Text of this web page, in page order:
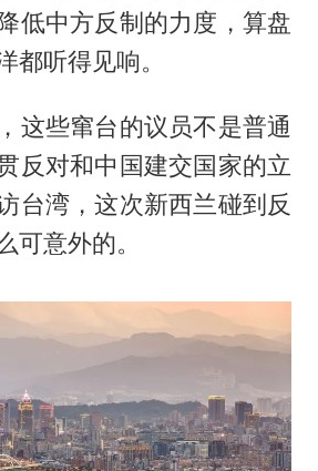
低中方反制的力度，算盘
都听得见响。
这些窜台的议员不是普通
反对和中国建交国家的立
台湾，这次新西兰碰到反
可意外的。